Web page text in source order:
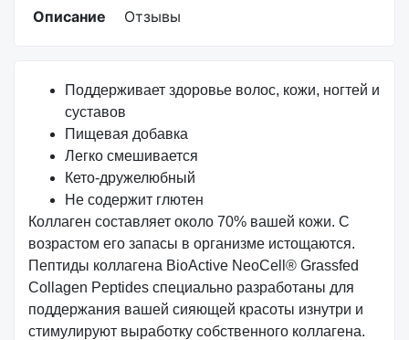
Описание Отзывы
Поддерживает здоровье волос, кожи, ногтей и
суставов
Пищевая добавка
Легко смешивается
Кето-дружелюбный
Не содержит глютен
Коллаген составляет около 70% вашей кожи. С
возрастом его запасы в организме истощаются.
Пептиды коллагена BioActive NeoCell® Grassfed
Collagen Peptides специально разработаны для
поддержания вашей сияющей красоты изнутри и
стимулируют выработку собственного коллагена.